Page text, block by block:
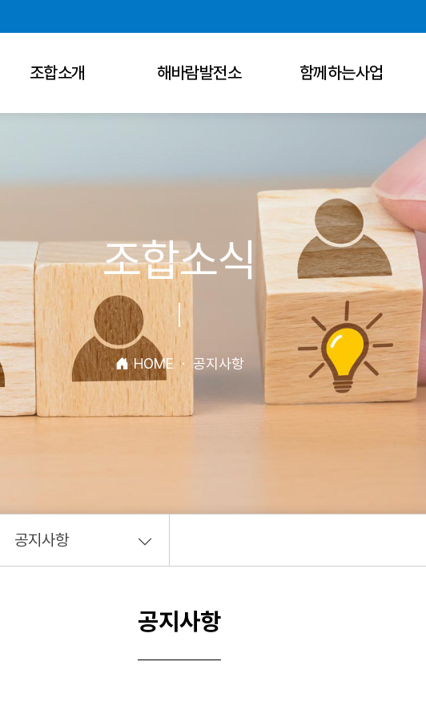
조합소개 해바람발전소 함께하는사업
조합소식
HOME · 공지사항
공지사항
공지사항